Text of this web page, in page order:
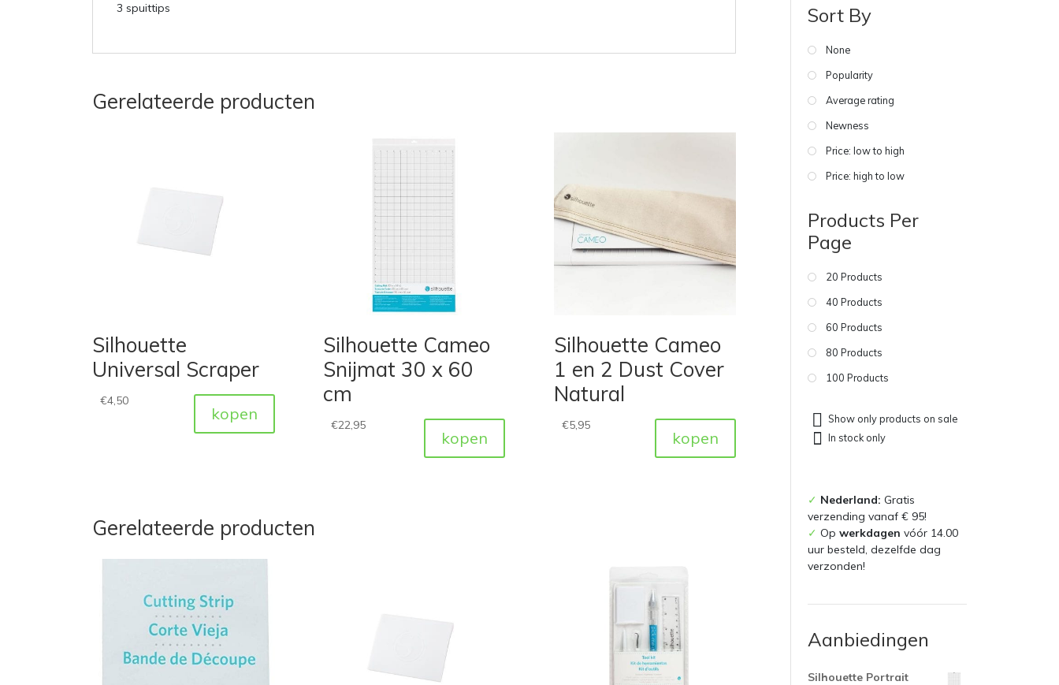
3 spuittips
Gerelateerde producten
Silhouette
Universal Scraper
€4,50
kopen
Silhouette Cameo
Snijmat 30 x 60
cm
€22,95
kopen
Silhouette Cameo
1 en 2 Dust Cover
Natural
€5,95
kopen
Gerelateerde producten
Sort By
None
Popularity
Average rating
Newness
Price: low to high
Price: high to low
Products Per
Page
20 Products
40 Products
60 Products
80 Products
100 Products
Show only products on sale
In stock only
✓ Nederland:Gratis
verzending vanaf € 95!
✓ Opwerkdagen vóór 14.00
uur besteld, dezelfde dag
verzonden!
Aanbiedingen
Silhouette Portrait